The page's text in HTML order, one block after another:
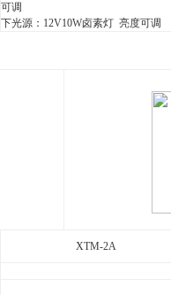
可调
下光源：12V10W卤素灯 亮度可调
XTM-2A